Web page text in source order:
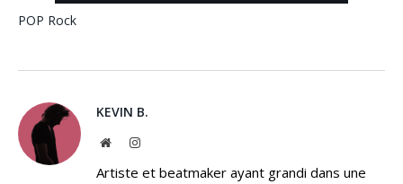
POP Rock
KEVIN B.
WebsiteInstagram
Artiste et beatmaker ayant grandi dans une